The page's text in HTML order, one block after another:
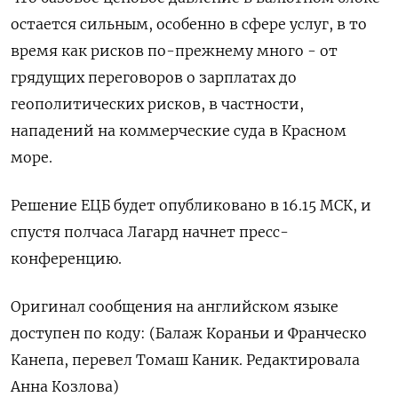
остается сильным, особенно в сфере услуг, в то
время как рисков по-прежнему много - от
грядущих переговоров о зарплатах до
геополитических рисков, в частности,
нападений на коммерческие суда в Красном
море.
Решение ЕЦБ будет опубликовано в 16.15 МСК, и
спустя полчаса Лагард начнет пресс-
конференцию.
Оригинал сообщения на английском языке
доступен по коду: (Балаж Кораньи и Франческо
Канепа, перевел Томаш Каник. Редактировала
Анна Козлова)